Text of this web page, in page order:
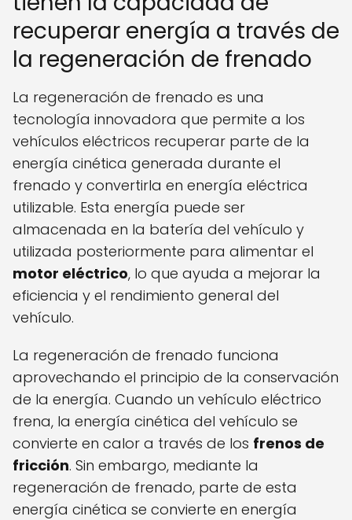
recuperar energía a través de
la regeneración de frenado
La regeneración de frenado es una
tecnología innovadora que permite a los
vehículos eléctricos recuperar parte de la
energía cinética generada durante el
frenado y convertirla en energía eléctrica
utilizable. Esta energía puede ser
almacenada en la batería del vehículo y
utilizada posteriormente para alimentar el
motor eléctrico, lo que ayuda a mejorar la
eficiencia y el rendimiento general del
vehículo.
La regeneración de frenado funciona
aprovechando el principio de la conservación
de la energía. Cuando un vehículo eléctrico
frena, la energía cinética del vehículo se
convierte en calor a través de los frenos de
fricción. Sin embargo, mediante la
regeneración de frenado, parte de esta
energía cinética se convierte en energía